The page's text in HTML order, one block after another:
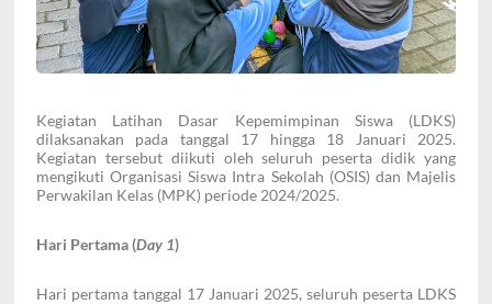
Kegiatan Latihan Dasar Kepemimpinan Siswa (LDKS)
dilaksanakan pada tanggal 17 hingga 18 Januari 2025.
Kegiatan tersebut diikuti oleh seluruh peserta didik yang
mengikuti Organisasi Siswa Intra Sekolah (OSIS) dan Majelis
Perwakilan Kelas (MPK) periode 2024/2025.
Hari Pertama (Day 1)
Hari pertama tanggal 17 Januari 2025, seluruh peserta LDKS